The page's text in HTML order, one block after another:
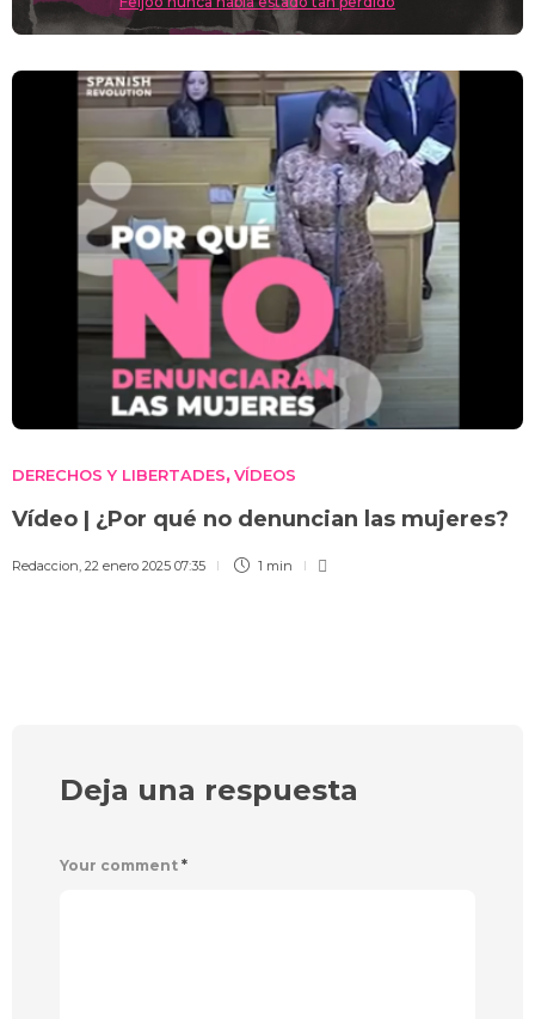
DERECHOS Y LIBERTADES, VÍDEOS
Vídeo | ¿Por qué no denuncian las mujeres?
Redaccion 22 enero 2025 07:35 1 min
Deja una respuesta
Your comment *